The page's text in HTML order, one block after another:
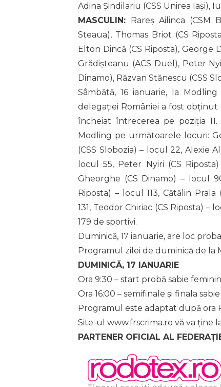
Adina Șindilariu (CSS Unirea Iași),
MASCULIN: Rareș Ailinca (CSM
Steaua), Thomas Briot (CS
Elton Dincă (CS Riposta), George
Grădișteanu (ACS Duel), Peter
Dinamo), Răzvan Stănescu (CSS
Sâmbătă, 16 ianuarie, la
delegației României a fost obținut
încheiat întrecerea pe poziția
Modling pe următoarele locuri:
(CSS Slobozia) – locul 22, Alexie
locul 55, Peter Nyiri (CS
Gheorghe (CS Dinamo) – locul
Riposta) – locul 113, Cătălin
131, Teodor Chiriac (CS Riposta) –
179 de sportivi.
Duminică, 17 ianuarie, are loc
Programul zilei de duminică de la
DUMINICĂ, 17 IANUARIE
Ora 9:30 – start probă sabie
Ora 16:00 – semifinale și finala
Programul este adaptat după ora
Site-ul www.frscrima.ro vă va ține
PARTENER OFICIAL AL